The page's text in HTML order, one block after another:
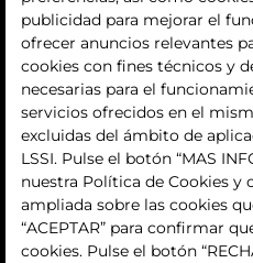
La empresa
quiénes somos
contacto
Términos y
condiciones generales de
publicidad para mejorar el
ofrecer anuncios relevantes
cookies con fines técnicos y
necesarias para el
servicios ofrecidos en el
excluidas del ámbito de
LSSI. Pulse el botón “MAS
nuestra Política de Cookies
ampliada sobre las cookies
“ACEPTAR” para confirmar
cookies. Pulse el botón